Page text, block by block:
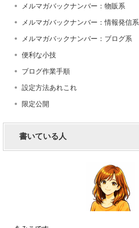
メルマガバックナンバー：物販系
メルマガバックナンバー：情報発信系
メルマガバックナンバー：ブログ系
便利な小技
ブログ作業手順
設定方法あれこれ
限定公開
書いている人